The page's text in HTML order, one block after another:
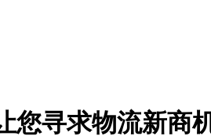
您寻求物流新商